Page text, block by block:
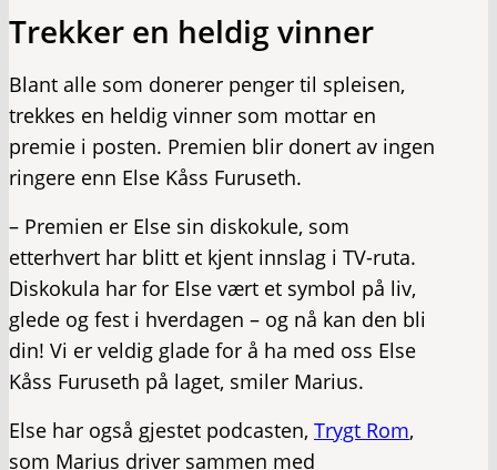
Trekker en heldig vinner
Blant alle som donerer penger til spleisen,
trekkes en heldig vinner som mottar en
premie i posten. Premien blir donert av ingen
ringere enn Else Kåss Furuseth.
– Premien er Else sin diskokule, som
etterhvert har blitt et kjent innslag i TV-ruta.
Diskokula har for Else vært et symbol på liv,
glede og fest i hverdagen – og nå kan den bli
din! Vi er veldig glade for å ha med oss Else
Kåss Furuseth på laget, smiler Marius.
Else har også gjestet podcasten, Trygt Rom,
som Marius driver sammen med